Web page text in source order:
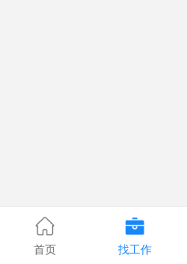
首页 找工作